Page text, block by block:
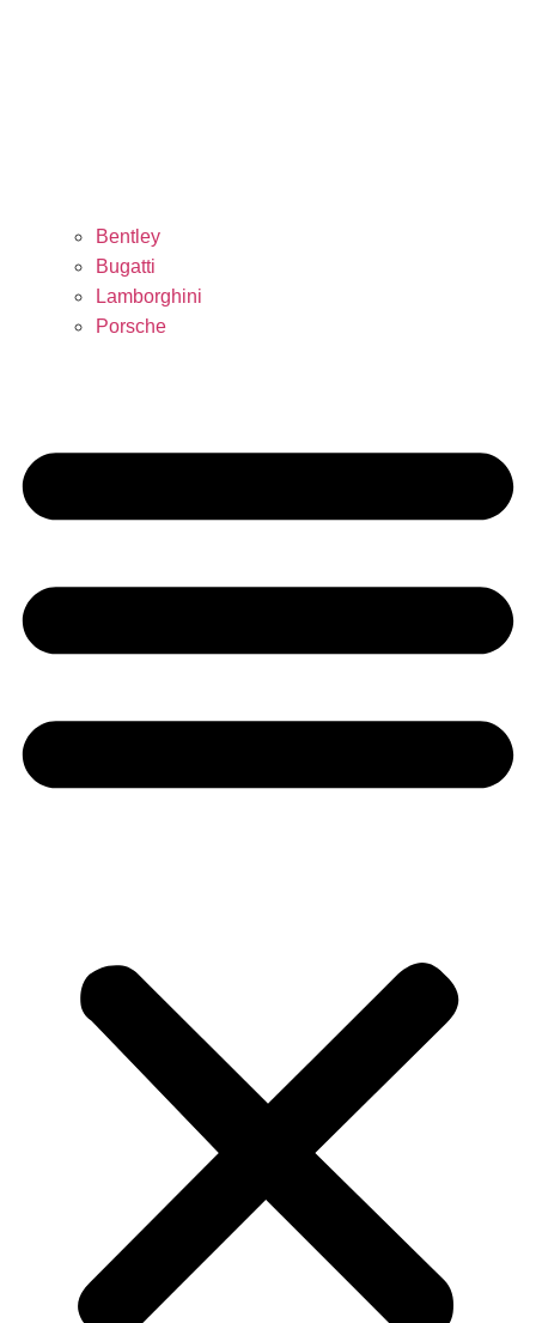
Bentley
Bugatti
Lamborghini
Porsche